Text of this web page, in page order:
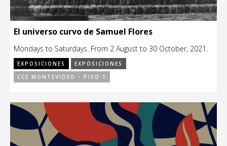
El universo curvo de Samuel Flores
Mondays to Saturdays. From 2 August to 30 October, 2021.
EXPOSICIONES
EXPOSICIONES
CCE MONTEVIDEO - PISO 1